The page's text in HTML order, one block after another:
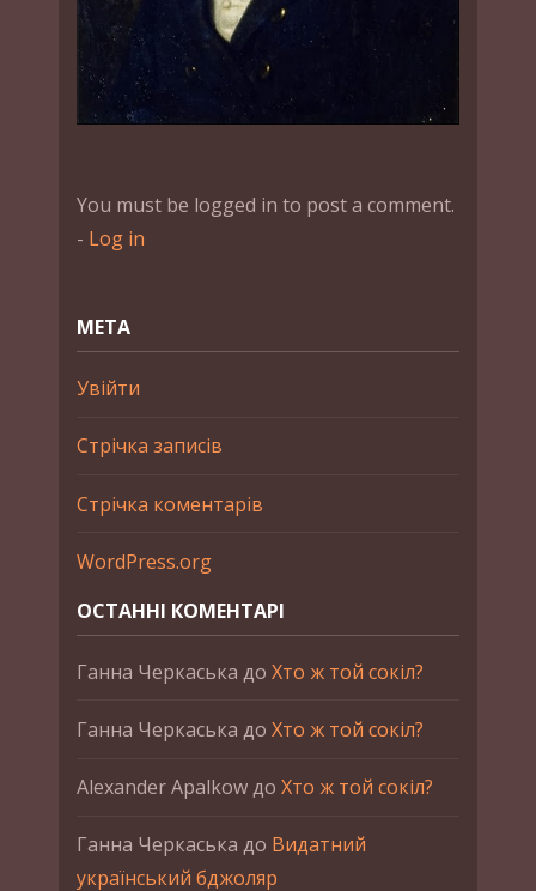
You must be logged in to post a comment.
- Log in
МЕТА
Увійти
Стрічка записів
Стрічка коментарів
WordPress.org
ОСТАННІ КОМЕНТАРІ
Ганна Черкаська до Хто ж той сокіл?
Ганна Черкаська до Хто ж той сокіл?
Alexander Apalkowдо Хто ж той сокіл?
Ганна Черкаська до Видатний
український бджоляр